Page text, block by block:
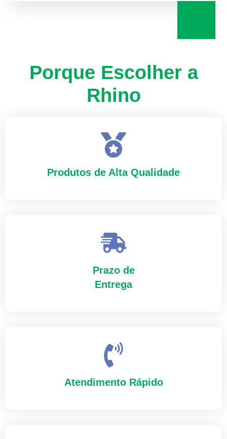
Porque Escolher a
Rhino
Produtos de Alta Qualidade
Prazo de
Entrega
Atendimento Rápido